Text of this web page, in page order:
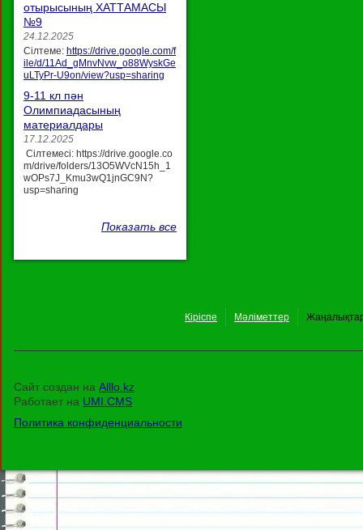
отырысының ХАТТАМАСЫ
№9
24.12.2025
Сілтеме: https://drive.google.com/f
ile/d/11Ad_gMnvNvw_o88WyskGe
uLTyPr-U9on/view?usp=sharing
9-11 кл пән
Олимпиадасының
материалдары
17.12.2025
Сілтемесі: https://drive.google.co
m/drive/folders/13O5WVcN15h_1
wOPs7J_Kmu3wQ1jnGC9N?
usp=sharing
Показать все
Кіріспе Мәліметтер
Сайт создан на Alllo.kz
Работает на UMI.CMS
Политика конфиденциальности